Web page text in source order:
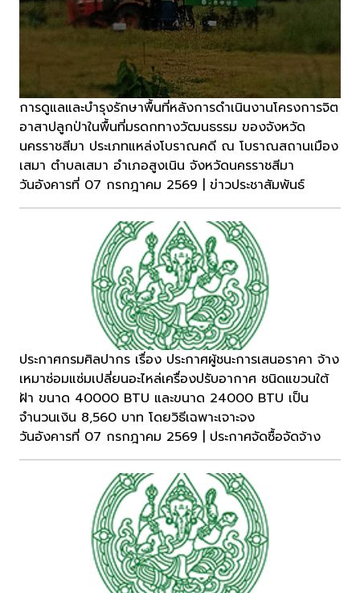
การดูแลและบำรุงรักษาพื้นที่หลังการดำเนินงานโครงการจิต
อาสาปลูกป่าในพื้นที่มรดกทางวัฒนธรรม ของจังหวัด
นครราชสีมา ประเภทแหล่งโบราณคดี ณ โบราณสถานเมือง
เสมา ตำบลเสมา อำเภอสูงเนิน จังหวัดนครราชสีมา
วันอังคารที่ 07 กรกฎาคม 2569 | ข่าวประชาสัมพันธ์
ประกาศกรมศิลปากร เรื่อง ประกาศผู้ชนะการเสนอราคา จ้าง
เหมาซ่อมแซ่มเปลี่ยนอะไหล่เครื่องปรับอากาศ ชนิดแขวนใต้
ฝ้า ขนาด 40000 BTU และขนาด 24000 BTU เป็น
จำนวนเงิน 8,560 บาท โดยวิธีเฉพาะเจาะจง
วันอังคารที่ 07 กรกฎาคม 2569 | ประกาศจัดซื้อจัดจ้าง